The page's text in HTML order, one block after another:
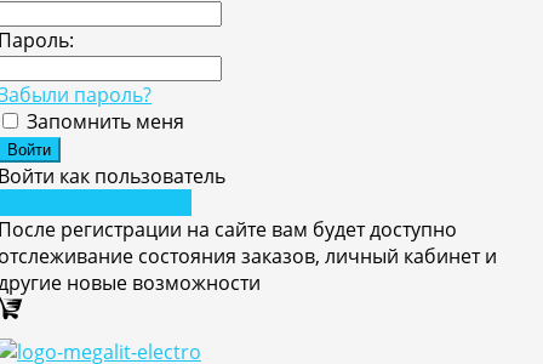
пароль?
Запомнить меня
как пользователь
регистрации на сайте вам будет доступно
состояния заказов, личный кабинет и
новые возможности